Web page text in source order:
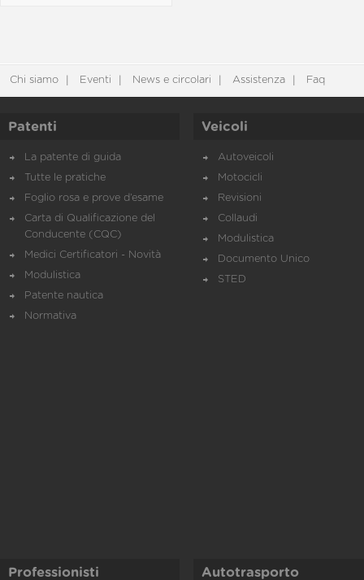
Chi siamo Eventi News e circolari Assistenza Faq
Patenti
La patente di guida
Tutte le pratiche
Foglio rosa e prove d’esame
Carta di Qualificazione del
Conducente (CQC)
Medici Certificatori - Novità
Modulistica
Patente nautica
Normativa
Veicoli
Autoveicoli
Motocicli
Revisioni
Collaudi
Modulistica
Documento Unico
STED
Professionisti Autotrasporto